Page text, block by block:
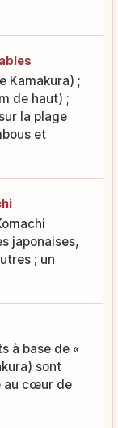
Kamakura) ;
de haut) ;
la plage
et
japonaises,
; un
à base de «
sont
au cœur de